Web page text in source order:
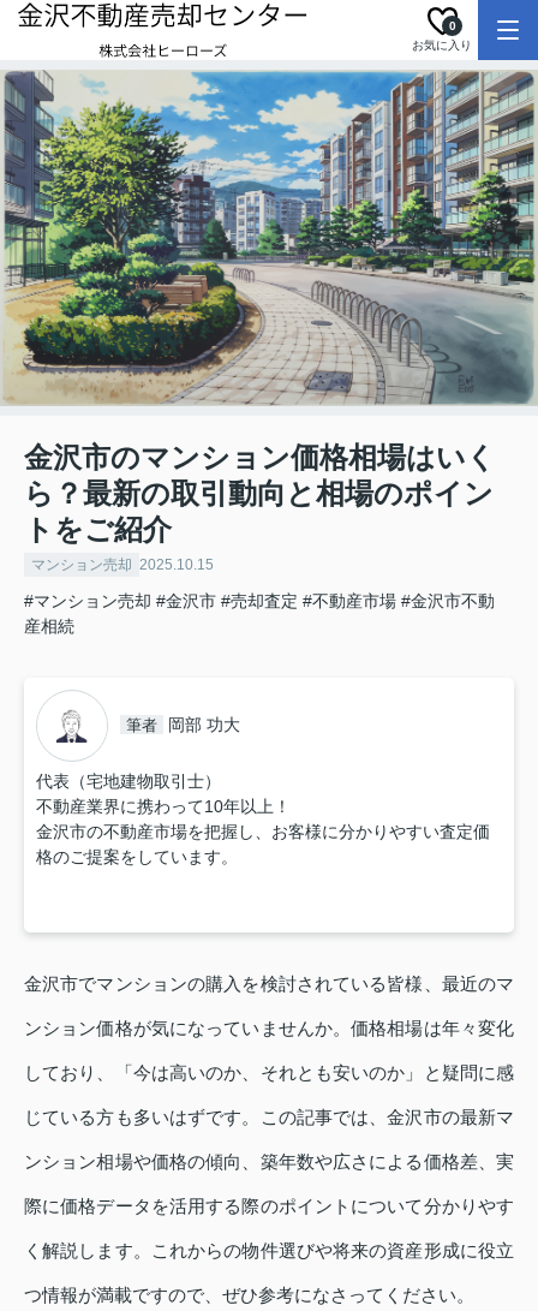
お気に入り
0
金沢市のマンション価格相場はいく
ら？最新の取引動向と相場のポイン
トをご紹介
マンション売却 2025.10.15
#マンション売却 #金沢市 #売却査定 #不動産市場 #金沢市不動
産相続
筆者 岡部 功大
代表（宅地建物取引士）
不動産業界に携わって10年以上！
金沢市の不動産市場を把握し、お客様に分かりやすい査定価
格のご提案をしています。
金沢市でマンションの購入を検討されている皆様、最近のマ
ンション価格が気になっていませんか。価格相場は年々変化
しており、「今は高いのか、それとも安いのか」と疑問に感
じている方も多いはずです。この記事では、金沢市の最新マ
ンション相場や価格の傾向、築年数や広さによる価格差、実
際に価格データを活用する際のポイントについて分かりやす
く解説します。これからの物件選びや将来の資産形成に役立
つ情報が満載ですので、ぜひ参考になさってください。